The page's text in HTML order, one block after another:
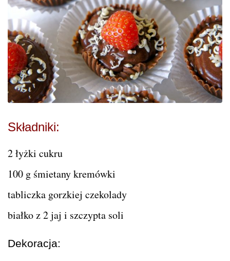
Składniki:
2 łyżki cukru
100 g śmietany kremówki
tabliczka gorzkiej czekolady
białko z 2 jaj i szczypta soli
Dekoracja: